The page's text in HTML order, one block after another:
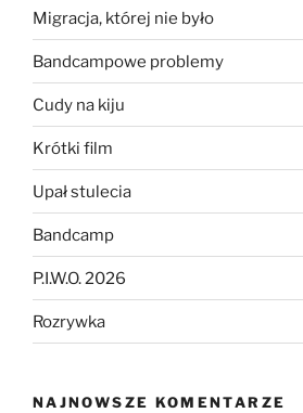
Migracja, której nie było
Bandcampowe problemy
Cudy na kiju
Krótki film
Upał stulecia
Bandcamp
P.I.W.O. 2026
Rozrywka
NAJNOWSZE KOMENTARZE